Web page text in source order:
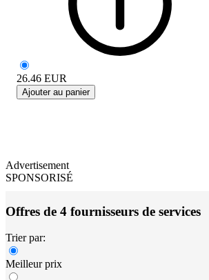
26.46 EUR
Ajouter au panier
Advertisement
SPONSORISÉ
Offres de 4 fournisseurs de services
Trier par:
Meilleur prix